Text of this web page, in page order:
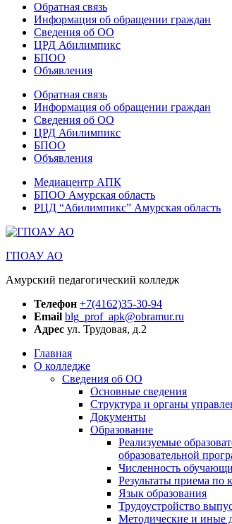
Обратная связь
Информация об обращении граждан
Сведения об ОО
ЦРД Абилимпикс
БПОО
Объявления
Обратная связь
Информация об обращении граждан
Сведения об ОО
ЦРД Абилимпикс
БПОО
Объявления
Медиацентр АПК
БПОО Амурская область
РЦД “Абилимпикс” Амурская область
ГПОАУ АО
Амурский педагогический колледж
Телефон +7(4162)35-30-94
Email blg_prof_apk@obramur.ru
Адрес ул. Трудовая, д.2
Главная
О колледже
Сведения об ОО
Основные сведения
Структура и органы
Документы
Образование
Реализуемые
образовательной
Численность
Результаты приема по
Язык образования
Трудоустройство
Методические и иные